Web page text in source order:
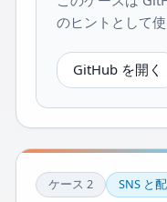
のヒントとして使
GitHub を開く
ケース 2 SNS と